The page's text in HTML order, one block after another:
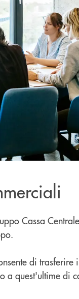
Cassa
di
a quest'ultime di